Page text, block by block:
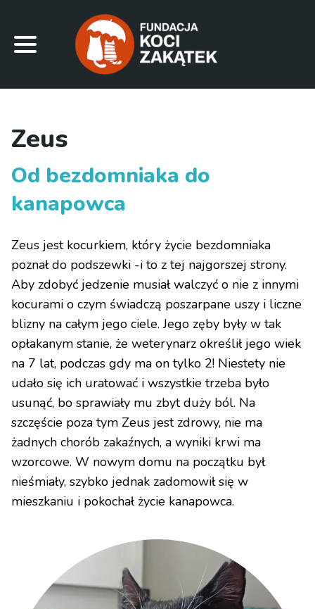
Zeus
Od bezdomniaka do
kanapowca
Zeus jest kocurkiem, który życie bezdomniaka
poznał do podszewki -i to z tej najgorszej strony.
Aby zdobyć jedzenie musiał walczyć o nie z innymi
kocurami o czym świadczą poszarpane uszy i liczne
blizny na całym jego ciele. Jego zęby były w tak
opłakanym stanie, że weterynarz określił jego wiek
na 7 lat, podczas gdy ma on tylko 2! Niestety nie
udało się ich uratować i wszystkie trzeba było
usunąć, bo sprawiały mu zbyt duży ból. Na
szczęście poza tym Zeus jest zdrowy, nie ma
żadnych chorób zakaźnych, a wyniki krwi ma
wzorcowe. W nowym domu na początku był
nieśmiały, szybko jednak zadomowił się w
mieszkaniu i pokochał życie kanapowca.